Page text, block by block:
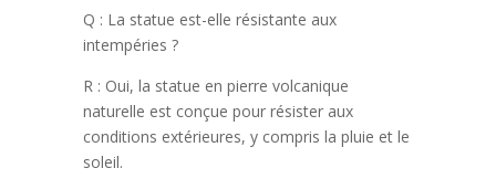
Q : La statue est-elle résistante aux
intempéries ?
R : Oui, la statue en pierre volcanique
naturelle est conçue pour résister aux
conditions extérieures, y compris la pluie et le
soleil.